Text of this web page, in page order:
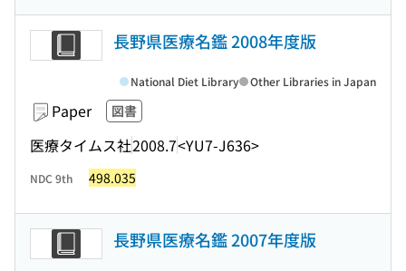
長野県医療名鑑 2008年度版
Paper 図書
医療タイムス社2008.7<YU7-J636>
National Diet Library Other Libraries in Japan
NDC 9th 498.035
長野県医療名鑑 2007年度版